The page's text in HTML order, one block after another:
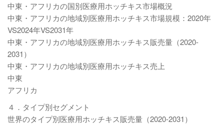
中東・アフリカの国別医療用ホッチキス市場概況
中東・アフリカの地域別医療用ホッチキス市場規模：2020年
VS2024年VS2031年
中東・アフリカの地域別医療用ホッチキス販売量（2020-
2031）
中東・アフリカの地域別医療用ホッチキス売上
中東
アフリカ
４．タイプ別セグメント
世界のタイプ別医療用ホッチキス販売量（2020-2031）